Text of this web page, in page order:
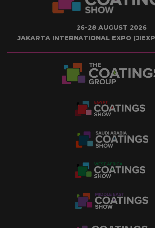
26-28 AUGUST 2026
JAKARTA INTERNATIONAL EXPO